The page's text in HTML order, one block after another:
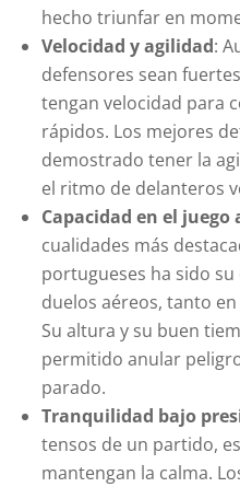
hecho triunfar en
Velocidad y agilidad:
defensores sean
tengan velocidad para
rápidos. Los mejores
demostrado tener la
el ritmo de delanteros
Capacidad en el juego
cualidades más
portugueses ha sido
duelos aéreos, tanto
Su altura y su buen
permitido anular
parado.
Tranquilidad bajo
tensos de un partido,
mantengan la calma.